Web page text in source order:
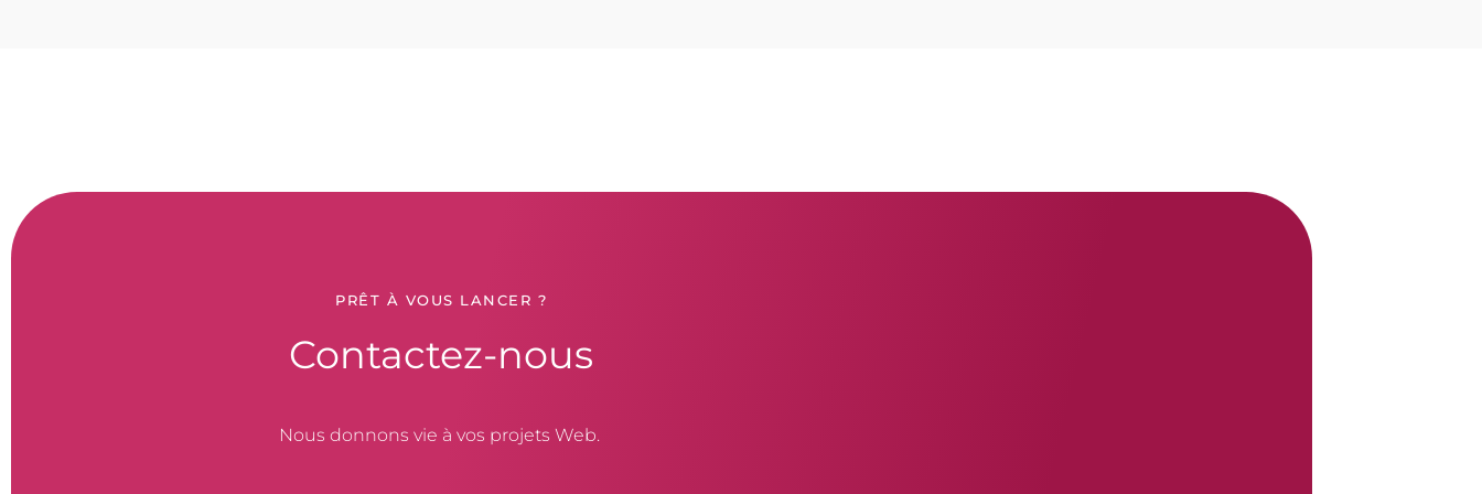
PRÊT À VOUS LANCER ?
Contactez-nous
Nous donnons vie à vos projets Web.